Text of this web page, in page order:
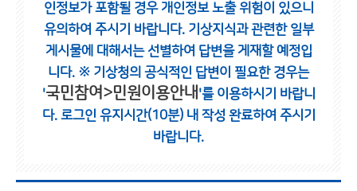
인정보가 포함될 경우 개인정보 노출 위험이 있으니
유의하여 주시기 바랍니다. 기상지식과 관련한 일부
게시물에 대해서는 선별하여 답변을 게재할 예정입
니다. ※ 기상청의 공식적인 답변이 필요한 경우는
'국민참여>민원이용안내 '를 이용하시기 바랍니
다. 로그인 유지시간(10분) 내 작성 완료하여 주시기
바랍니다.